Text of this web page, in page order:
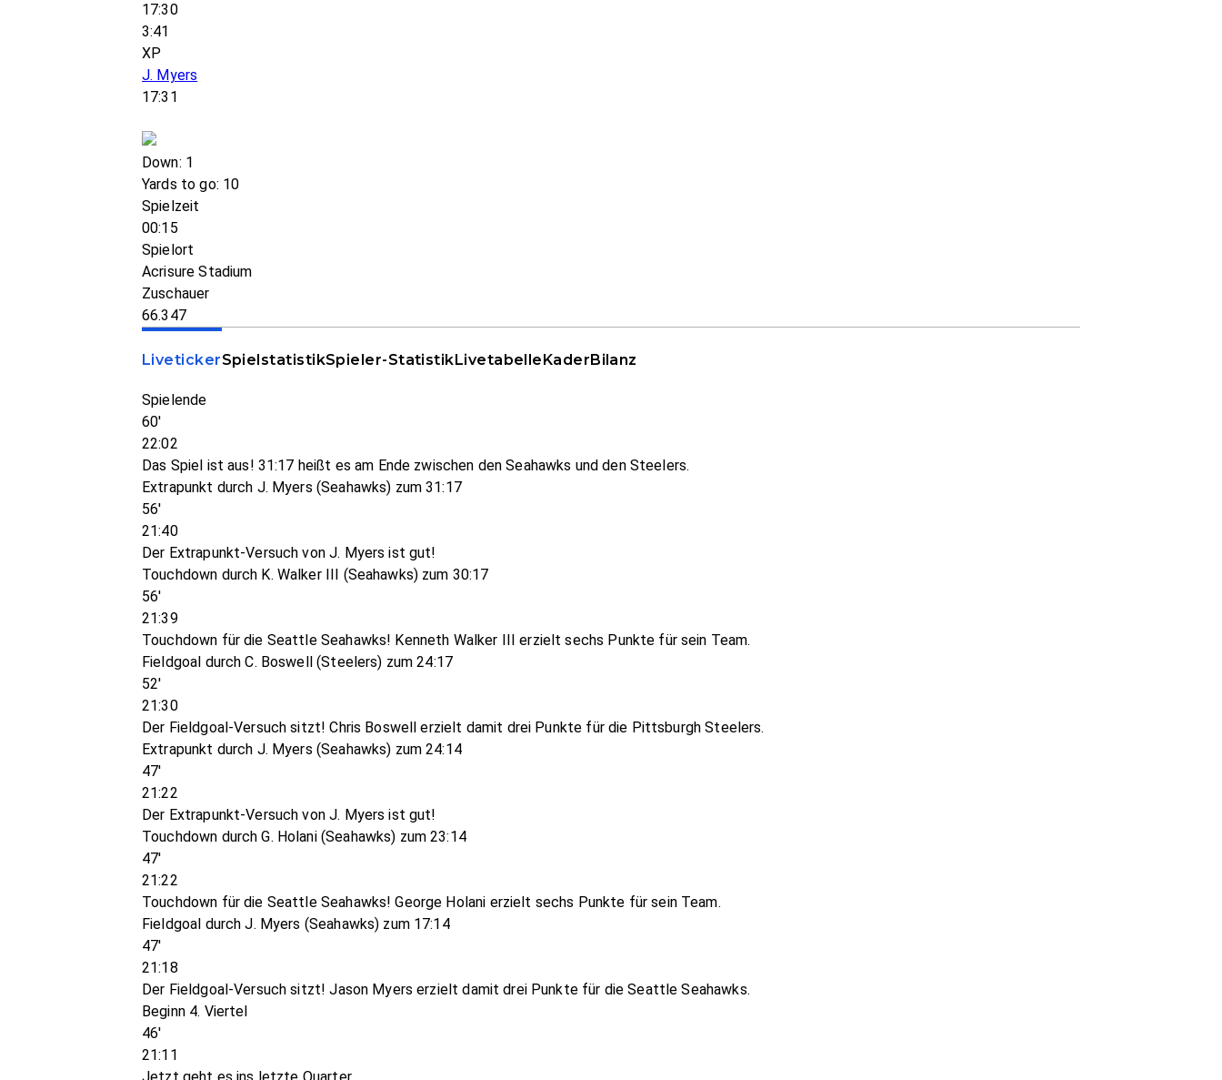
17:30
3:41
XP
J. Myers
17:31
Down: 1
Yards to go: 10
Spielzeit
00:15
Spielort
Acrisure Stadium
Zuschauer
66.347
LivetickerSpielstatistikSpieler-StatistikLivetabelleKaderBilanz
Spielende
60'
22:02
Das Spiel ist aus! 31:17 heißt es am Ende zwischen den Seahawks und den Steelers.
Extrapunkt durch J. Myers (Seahawks) zum 31:17
56'
21:40
Der Extrapunkt-Versuch von J. Myers ist gut!
Touchdown durch K. Walker III (Seahawks) zum 30:17
56'
21:39
Touchdown für die Seattle Seahawks! Kenneth Walker III erzielt sechs Punkte für sein Team.
Fieldgoal durch C. Boswell (Steelers) zum 24:17
52'
21:30
Der Fieldgoal-Versuch sitzt! Chris Boswell erzielt damit drei Punkte für die Pittsburgh Steelers.
Extrapunkt durch J. Myers (Seahawks) zum 24:14
47'
21:22
Der Extrapunkt-Versuch von J. Myers ist gut!
Touchdown durch G. Holani (Seahawks) zum 23:14
47'
21:22
Touchdown für die Seattle Seahawks! George Holani erzielt sechs Punkte für sein Team.
Fieldgoal durch J. Myers (Seahawks) zum 17:14
47'
21:18
Der Fieldgoal-Versuch sitzt! Jason Myers erzielt damit drei Punkte für die Seattle Seahawks.
Beginn 4. Viertel
46'
21:11